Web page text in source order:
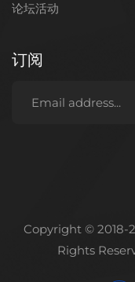
论坛活动
订阅
Copyright © 2018-
Rights